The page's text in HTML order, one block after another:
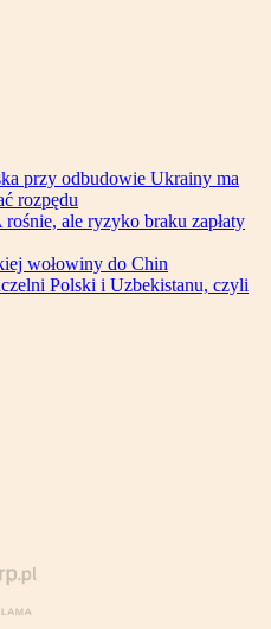
przy odbudowie Ukrainy ma
rozpędu
ale ryzyko braku zapłaty
wołowiny do Chin
Polski i Uzbekistanu, czyli